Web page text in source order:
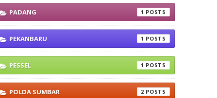
PADANG 1
PEKANBARU 1
PESSEL 1
POLDA SUMBAR 2